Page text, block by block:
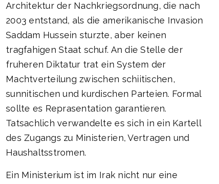
Architektur der Nachkriegsordnung, die nach
2003 entstand, als die amerikanische Invasion
Saddam Hussein sturzte, aber keinen
tragfahigen Staat schuf. An die Stelle der
fruheren Diktatur trat ein System der
Machtverteilung zwischen schiitischen,
sunnitischen und kurdischen Parteien. Formal
sollte es Reprasentation garantieren.
Tatsachlich verwandelte es sich in ein Kartell
des Zugangs zu Ministerien, Vertragen und
Haushaltsstromen.
Ein Ministerium ist im Irak nicht nur eine